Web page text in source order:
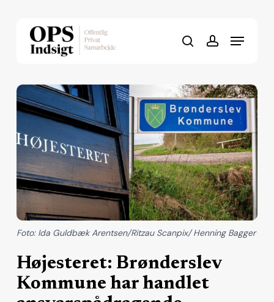
searchaccount
Menu
Højesteret: Brønderslev
Kommune har handlet
Foto: Ida Guldbæk Arentsen/Ritzau Scanpix/ Henning Bagger
Close